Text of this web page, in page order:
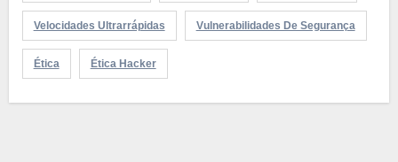
Velocidades Ultrarrápidas Vulnerabilidades De Segurança
Ética Ética Hacker